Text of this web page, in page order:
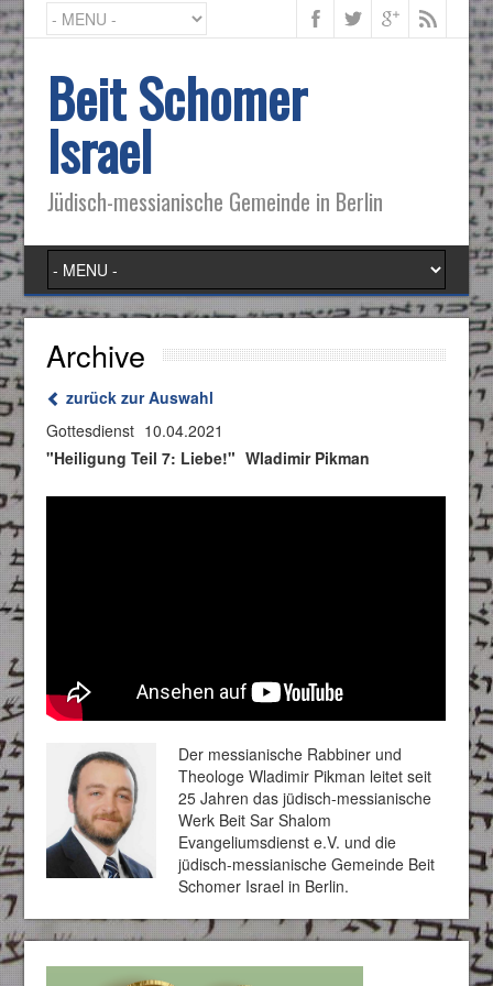
Beit Schomer
Israel
Jüdisch-messianische Gemeinde in Berlin
Archive
zurück zur Auswahl
Gottesdienst 10.04.2021
"Heiligung Teil 7: Liebe!" Wladimir Pikman
Der messianische Rabbiner und
Theologe Wladimir Pikman leitet seit
25 Jahren das jüdisch-messianische
Werk Beit Sar Shalom
Evangeliumsdienst e.V. und die
jüdisch-messianische Gemeinde Beit
Schomer Israel in Berlin.